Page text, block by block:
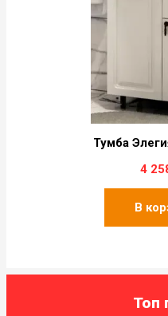
Тумба
4
В
Топ